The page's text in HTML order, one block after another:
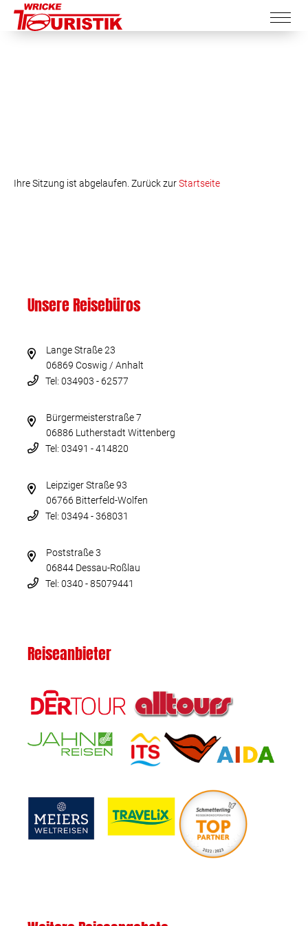
Ihre Sitzung ist abgelaufen. Zurück zurStartseite
Unsere Reisebüros
Lange Straße 23
06869 Coswig / Anhalt
Tel: 034903 - 62577
Bürgermeisterstraße 7
06886 Lutherstadt Wittenberg
Tel: 03491 - 414820
Leipziger Straße 93
06766 Bitterfeld-Wolfen
Tel: 03494 - 368031
Poststraße 3
06844 Dessau-Roßlau
Tel: 0340 - 85079441
Reiseanbieter